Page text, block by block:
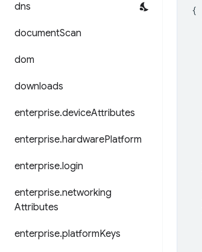
dns
documentScan
dom
downloads
enterprise.deviceAttributes
enterprise.hardwarePlatform
enterprise.login
enterprise.networking
Attributes
enterprise.platformKeys
{